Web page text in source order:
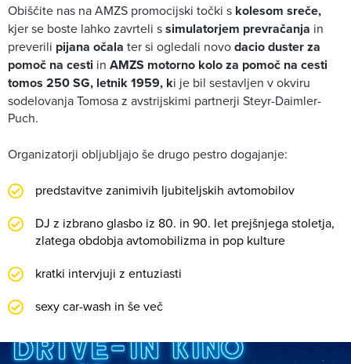
Obiščite nas na AMZS promocijski točki s kolesom sreče,
kjer se boste lahko zavrteli ssimulatorjem prevračanja in
preverili pijana očala ter si ogledali novodacio duster za
pomoč na cesti in AMZS motorno kolo za pomoč na cesti
tomos 250 SG, letnik 1959, ki je bil sestavljen v okviru
sodelovanja Tomosa z avstrijskimi partnerji Steyr-Daimler-
Puch.
Organizatorji obljubljajo še drugo pestro dogajanje:
predstavitve zanimivih ljubiteljskih avtomobilov
DJ z izbrano glasbo iz 80. in 90. let prejšnjega stoletja,
zlatega obdobja avtomobilizma in pop kulture
kratki intervjuji z entuziasti
sexy car-wash in še več